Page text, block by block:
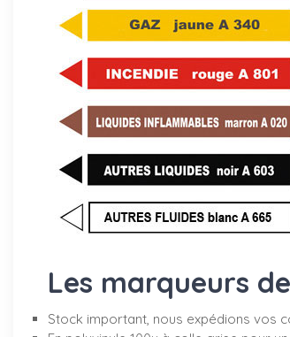
Les marqueurs
Stock important, nous expédions vos